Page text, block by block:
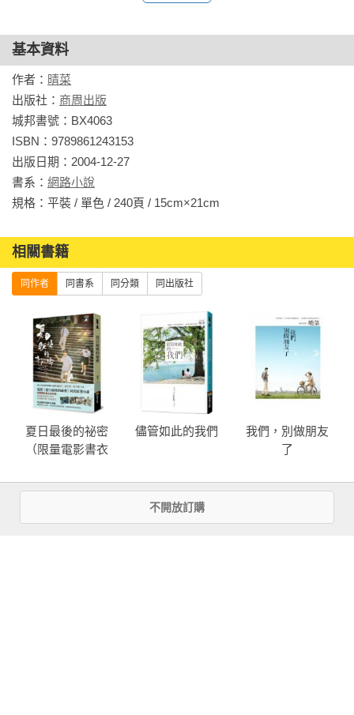
基本資料
作者： 晴菜
出版社： 商周出版
城邦書號：BX4063
ISBN：9789861243153
出版日期：2004-12-27
書系： 網路小說
規格：平裝 / 單色 / 240頁 / 15cm×21cm
相關書籍
同作者 同書系 同分類 同出版社
夏日最後的祕密
（限量電影書衣
片）
儘管如此的我們
我們，別做朋友
了
不開放訂購